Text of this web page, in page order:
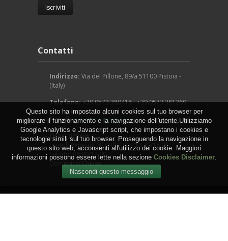
Contatti
Indirizzo: Via del Pillone, 89/a 51100 Pistoia -
(Italy)
Telefono:+39.0573.380418 - +39.0573.381269
E-mail:info@arcangeligino.it
Orari Ufficio:
Lunedì-Venerdì: 08:00/12:00 - 13:30/18:00
Sabato: 08:00/12:00
Domenica: Chiuso
Questo sito ha impostato alcuni cookies sul tuo browser per
migliorare il funzionamento e la navigazione dell'utente.Utilizziamo
Google Analytics e Javascript script, che impostano i cookies e
tecnologie simili sul tuo browser. Proseguendo la navigazione in
questo sito web, acconsenti all'utilizzo dei cookie. Maggiori
informazioni possono essere lette nella sezione Cookies Disclaimer.